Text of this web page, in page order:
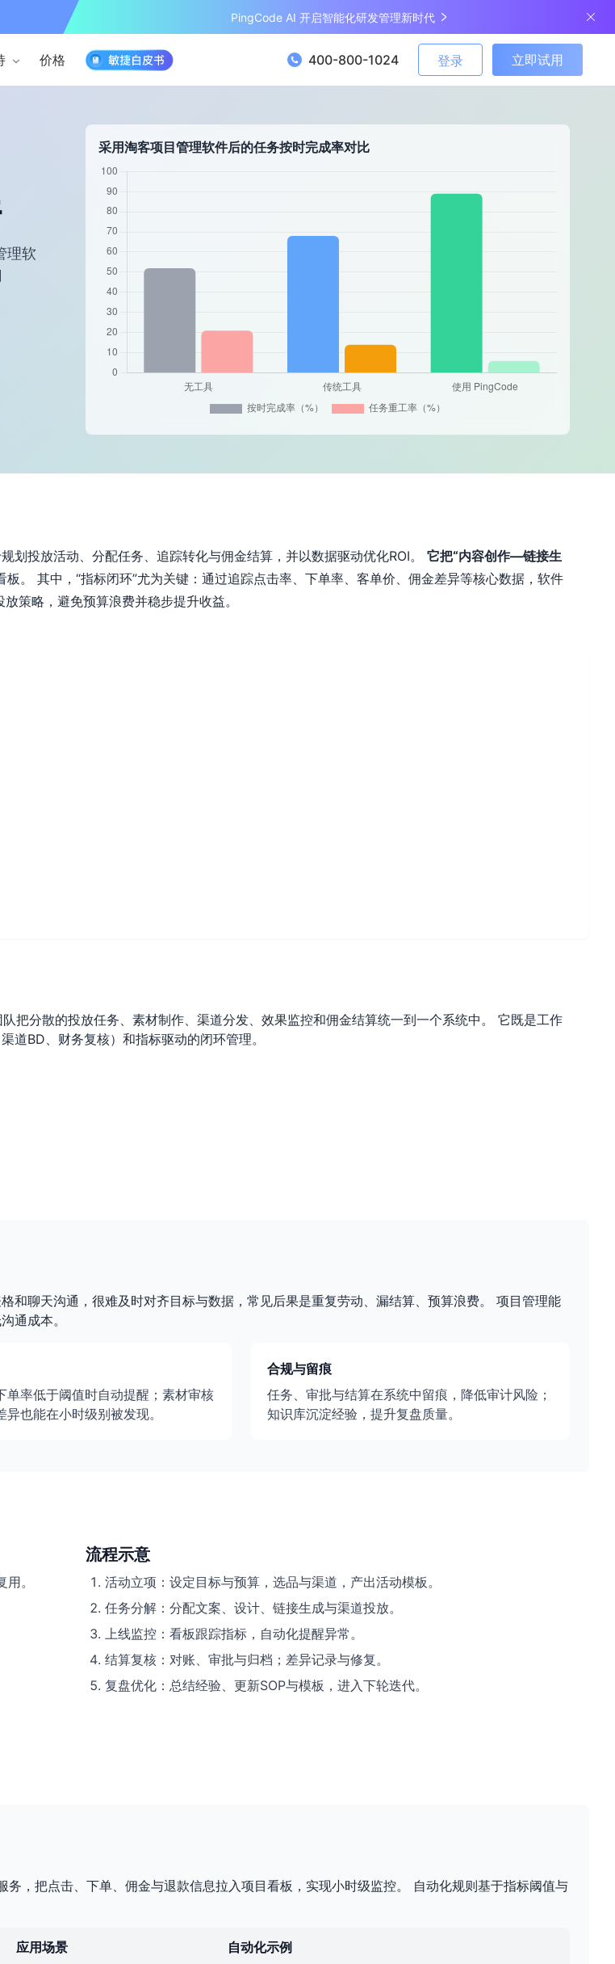
PingCode AI 开启智能化研发管理新时代
价格 400-800-1024 登录 立即试用
理软
采用淘客项目管理软件后的任务按时完成率对比
投放活动、分配任务、追踪转化与佣金结算，并以数据驱动优化ROI。 它把“内容创作—链接生
。 其中，“指标闭环”尤为关键：通过追踪点击率、下单率、客单价、佣金差异等核心数据，软件
策略，避免预算浪费并稳步提升收益。
把分散的投放任务、素材制作、渠道分发、效果监控和佣金结算统一到一个系统中。 它既是工作
道BD、财务复核）和指标驱动的闭环管理。
和聊天沟通，很难及时对齐目标与数据，常见后果是重复劳动、漏结算、预算浪费。 项目管理能
通成本。
单率低于阈值时自动提醒；素材审核
异也能在小时级别被发现。
合规与留痕
任务、审批与结算在系统中留痕，降低审计风险；
知识库沉淀经验，提升复盘质量。
。
流程示意
活动立项：设定目标与预算，选品与渠道，产出活动模板。
任务分解：分配文案、设计、链接生成与渠道投放。
上线监控：看板跟踪指标，自动化提醒异常。
结算复核：对账、审批与归档；差异记录与修复。
复盘优化：总结经验、更新SOP与模板，进入下轮迭代。
，把点击、下单、佣金与退款信息拉入项目看板，实现小时级监控。 自动化规则基于指标阈值与
应用场景 自动化示例